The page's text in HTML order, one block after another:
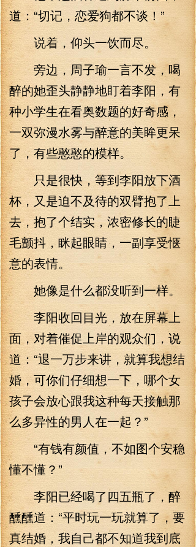
道：“切记，恋爱狗都不谈！”
说着，仰头一饮而尽。
旁边，周子瑜一言不发，喝
醉的她歪头静静地盯着李阳，有
种小学生在看奥数题的好奇感，
一双弥漫水雾与醉意的美眸更呆
了，有些憨憨的模样。
只是很快，等到李阳放下酒
杯，又是迫不及待的双臂抱了上
去，抱了个结实，浓密修长的睫
毛颤抖，眯起眼睛，一副享受惬
意的表情。
她像是什么都没听到一样。
李阳收回目光，放在屏幕上
面，对着催促上岸的观众们，说
道：“退一万步来讲，就算我想结
婚，可你们仔细想一下，哪个女
孩子会放心跟我这种每天接触那
么多异性的男人在一起？”
“有钱有颜值，不如图个安稳
懂不懂？”
李阳已经喝了四五瓶了，醉
醺醺道：“平时玩一玩就算了，要
真结婚，我自己都不知道我到底